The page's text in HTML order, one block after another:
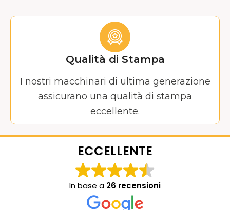
Qualità di Stampa
I nostri macchinari di ultima generazione
assicurano una qualità di stampa
eccellente.
ECCELLENTE
In base a 26 recensioni